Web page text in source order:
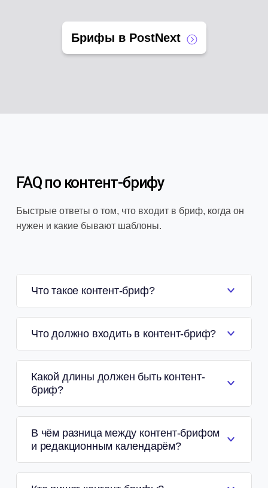
Брифы в PostNext
FAQ по контент-брифу
Быстрые ответы о том, что входит в бриф, когда он
нужен и какие бывают шаблоны.
Что такое контент-бриф?
Что должно входить в контент-бриф?
Какой длины должен быть контент-
бриф?
В чём разница между контент-брифом
и редакционным календарём?